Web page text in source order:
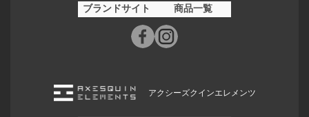
ブランドサイト 商品一覧
アクシーズクインエレメンツ